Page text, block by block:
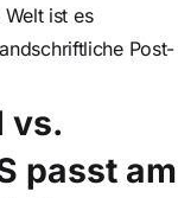
ist es
Post-
vs.
passt am